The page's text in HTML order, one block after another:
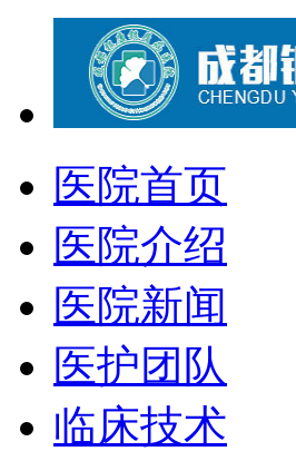
医院首页
医院介绍
医院新闻
医护团队
临床技术